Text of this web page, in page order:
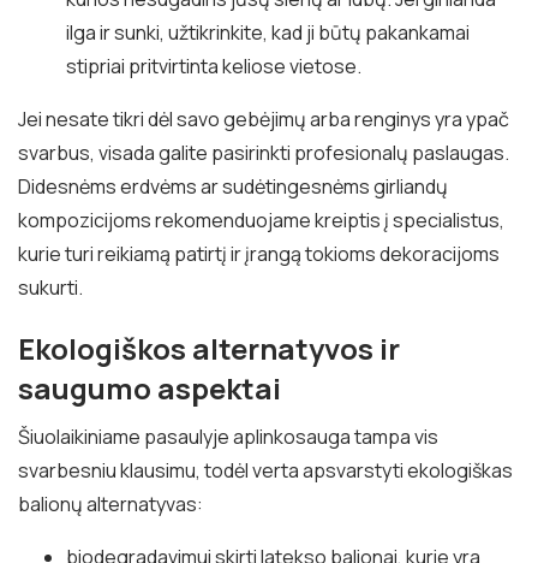
ilga ir sunki, užtikrinkite, kad ji būtų pakankamai
stipriai pritvirtinta keliose vietose.
Jei nesate tikri dėl savo gebėjimų arba renginys yra ypač
svarbus, visada galite pasirinkti profesionalų paslaugas.
Didesnėms erdvėms ar sudėtingesnėms girliandų
kompozicijoms rekomenduojame kreiptis į specialistus,
kurie turi reikiamą patirtį ir įrangą tokioms dekoracijoms
sukurti.
Ekologiškos alternatyvos ir
saugumo aspektai
Šiuolaikiniame pasaulyje aplinkosauga tampa vis
svarbesniu klausimu, todėl verta apsvarstyti ekologiškas
balionų alternatyvas:
biodegradavimui skirti latekso balionai, kurie yra